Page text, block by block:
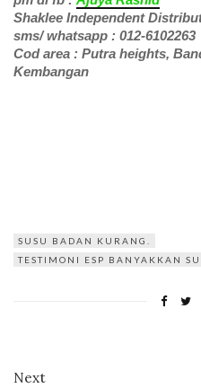
Shaklee Independent
sms/ whatsapp : 012-6102263
Cod area : Putra heights,
Kembangan
SUSU BADAN KURANG.
TESTIMONI ESP BANYAKKAN
Next